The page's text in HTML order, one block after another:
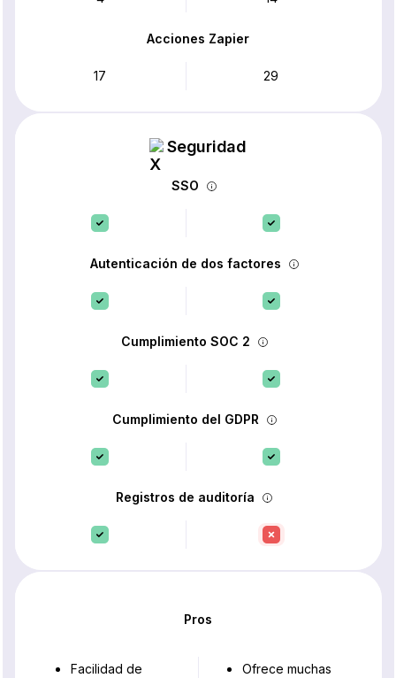
Acciones Zapier
17 29
Seguridad
SSO
Autenticación de dos factores
Cumplimiento SOC 2
Cumplimiento del GDPR
Registros de auditoría
Pros
Facilidad de
Ofrece muchas